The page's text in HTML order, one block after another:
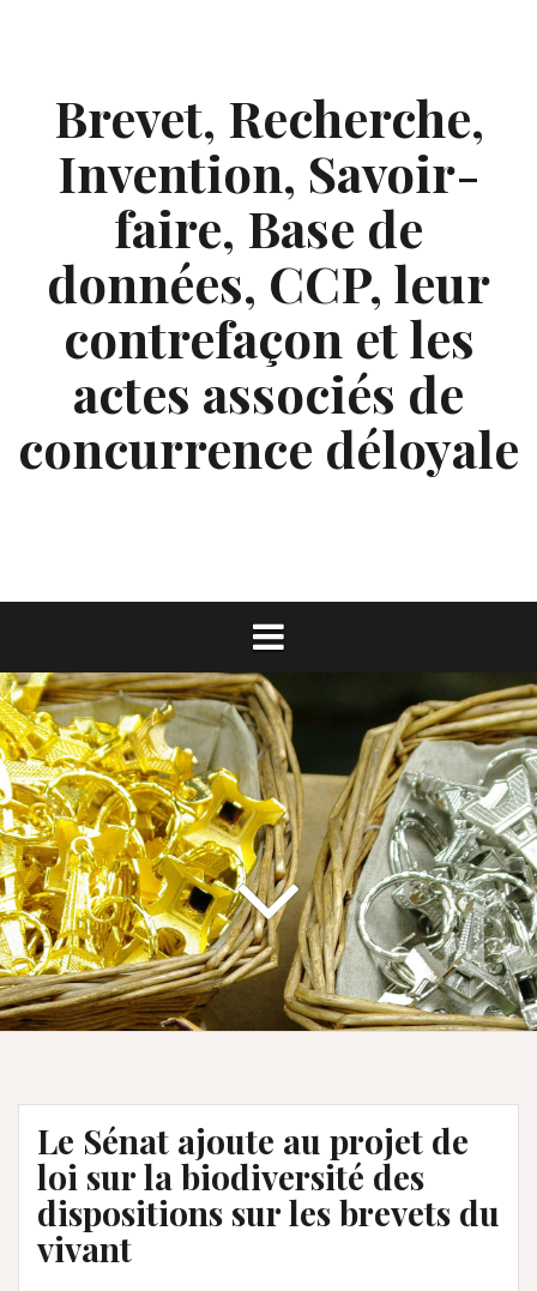
Brevet, Recherche,
Invention, Savoir-
faire, Base de
données, CCP, leur
contrefaçon et les
actes associés de
concurrence déloyale
Le Sénat ajoute au projet de
loi sur la biodiversité des
dispositions sur les brevets du
vivant